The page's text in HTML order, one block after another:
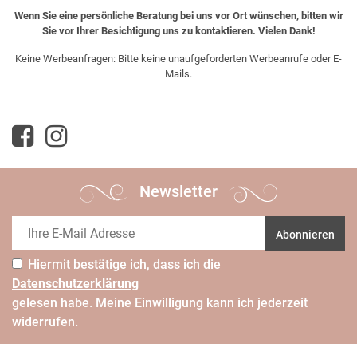
Wenn Sie eine persönliche Beratung bei uns vor Ort wünschen, bitten wir
Sie vor Ihrer Besichtigung uns zu kontaktieren. Vielen Dank!
Keine Werbeanfragen: Bitte keine unaufgeforderten Werbeanrufe oder E-
Mails.
Newsletter
Abonnieren
Hiermit bestätige ich, dass ich die
Daten­schutz­erklärung
gelesen habe. Meine Einwilligung kann ich jederzeit
widerrufen.